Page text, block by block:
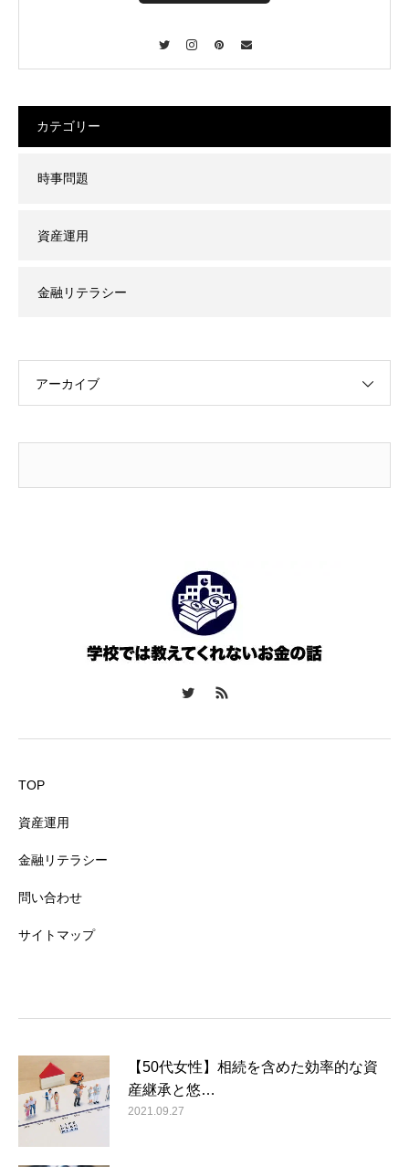
カテゴリー
時事問題
資産運用
金融リテラシー
アーカイブ
TOP
資産運用
金融リテラシー
問い合わせ
サイトマップ
【50代女性】相続を含めた効率的な資
産継承と悠…
2021.09.27